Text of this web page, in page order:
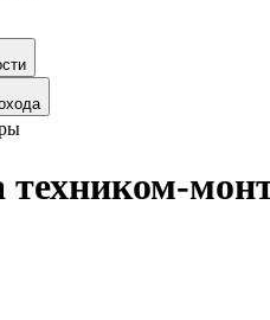
техником-